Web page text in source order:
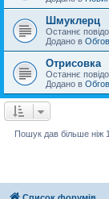
Шмуклерц
Останнє
Додано в
Отрисовка
Останнє
Додано в
Пошук дав більше ніж
Список форумів